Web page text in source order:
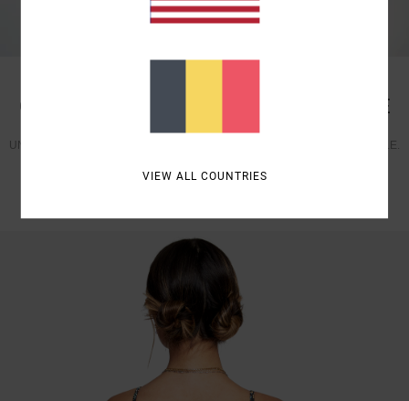
COUPE SKIMPY | COUVRANCE MINIMALE
UNE COUPE TRÈS ÉCHANCRÉE QUI OFFRE UNE COUVRANCE MINIMALE.
VOIR MAINTENANT
VIEW ALL COUNTRIES